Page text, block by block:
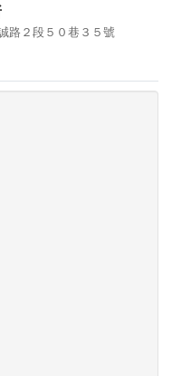
路２段５０巷３５號